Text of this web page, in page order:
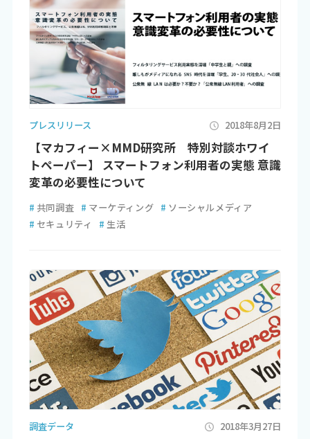
プレスリリース 2018年8月2日
【マカフィー×MMD研究所 特別対談ホワイ
トペーパー】 スマートフォン利用者の実態 意識
変革の必要性について
# 共同調査 # マーケティング # ソーシャルメディア
# セキュリティ # 生活
調査データ 2018年3月27日